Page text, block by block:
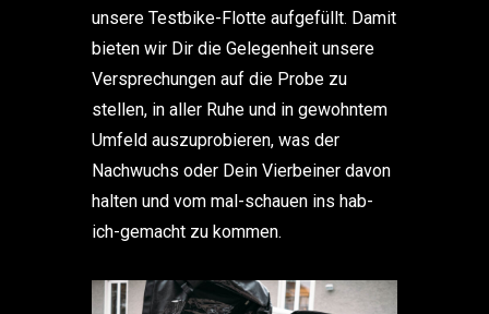
unsere Testbike-Flotte aufgefüllt. Damit
bieten wir Dir die Gelegenheit unsere
Versprechungen auf die Probe zu
stellen, in aller Ruhe und in gewohntem
Umfeld auszuprobieren, was der
Nachwuchs oder Dein Vierbeiner davon
halten und vom mal-schauen ins hab-
ich-gemacht zu kommen.